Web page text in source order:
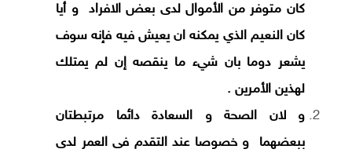
كان متوفر من الأموال لدى بعض الافراد و أيا
كان النعيم الذي يمكنه ان يعيش فيه فإنه سوف
يشعر دوما بان شيء ما ينقصه إن لم يمتلك
لهذين الأمرين .
و لان الصحة و السعادة دائما مرتبطتان
ببعضهما و خصوصا عند التقدم فى العمر لدى